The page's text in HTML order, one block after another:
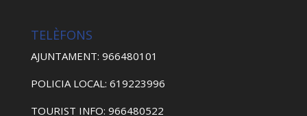
TELÈFONS
AJUNTAMENT: 966480101
POLICIA LOCAL: 619223996
TOURIST INFO: 966480522